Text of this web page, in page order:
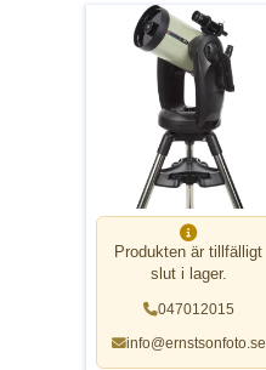
Produkten är tillfälligt
slut i lager.
047012015
info@ernstsonfoto.se